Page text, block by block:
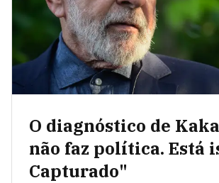
O diagnóstico de
não faz política. Está
Capturado"